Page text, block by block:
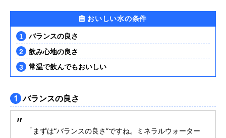
おいしい水の条件
バランスの良さ
飲み心地の良さ
常温で飲んでもおいしい
1 バランスの良さ
「まずは“バランスの良さ”ですね。ミネラルウォーター